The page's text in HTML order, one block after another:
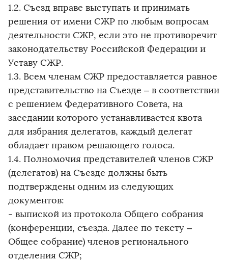
1.2. Съезд вправе выступать и принимать
решения от имени СЖР по любым вопросам
деятельности СЖР, если это не противоречит
законодательству Российской Федерации и
Уставу СЖР.
1.3. Всем членам СЖР предоставляется равное
представительство на Съезде – в соответствии
с решением Федеративного Совета, на
заседании которого устанавливается квота
для избрания делегатов, каждый делегат
обладает правом решающего голоса.
1.4. Полномочия представителей членов СЖР
(делегатов) на Съезде должны быть
подтверждены одним из следующих
документов:
- выпиской из протокола Общего собрания
(конференции, съезда. Далее по тексту –
Общее собрание) членов регионального
отделения СЖР;